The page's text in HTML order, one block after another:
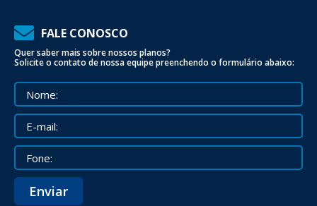
FALE CONOSCO
Quer saber mais sobre nossos planos?
Solicite o contato de nossa equipe preenchendo o formulário abaixo:
Enviar